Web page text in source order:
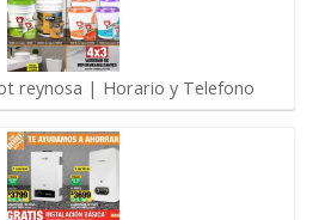
reynosa | Horario y Telefono